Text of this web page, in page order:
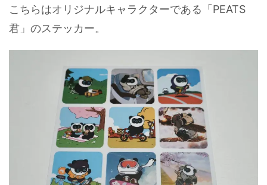
こちらはオリジナルキャラクターである「PEATS
君」のステッカー。